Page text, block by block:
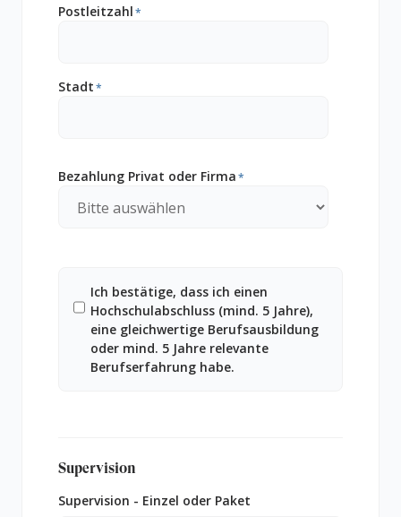
Postleitzahl*
Stadt*
Bezahlung Privat oder Firma*
Ich bestätige, dass ich einen
Hochschulabschluss (mind. 5 Jahre),
eine gleichwertige Berufsausbildung
oder mind. 5 Jahre relevante
Berufserfahrung habe.
Supervision
Supervision - Einzel oder Paket